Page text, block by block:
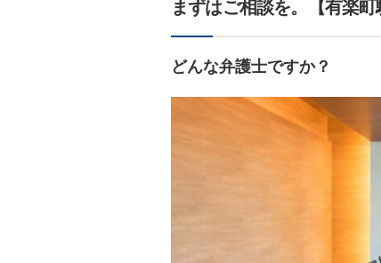
まずはご相談を。【有楽町
どんな弁護士ですか？